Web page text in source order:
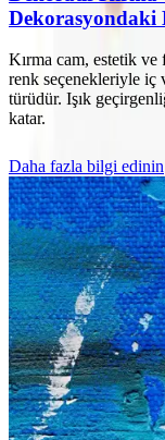
Dekorasyondaki
Kırma cam, estetik
renk seçenekleriyle iç
türüdür. Işık
katar.
Daha fazla bilgi edinin